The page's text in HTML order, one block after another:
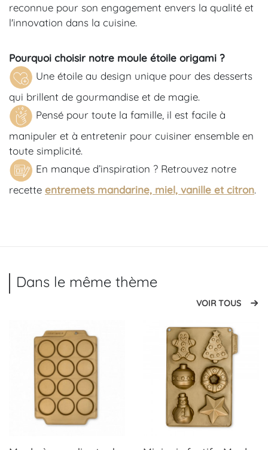
reconnue pour son engagement envers la qualité et
l'innovation dans la cuisine.
Pourquoi choisir notre moule étoile origami ?
Une étoile au design unique pour des desserts
qui brillent de gourmandise et de magie.
Pensé pour toute la famille, il est facile à
manipuler et à entretenir pour cuisiner ensemble en
toute simplicité.
En manque d’inspiration ? Retrouvez notre
recette entremets mandarine, miel, vanille et citron.
Dans le même thème
VOIR TOUS